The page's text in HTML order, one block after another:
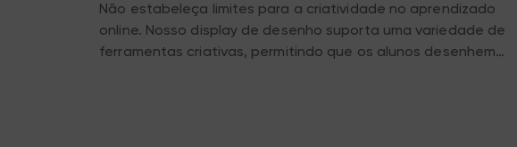
Não estabeleça limites para a criatividade no aprendizado
online. Nosso display de desenho suporta uma variedade de
ferramentas criativas, permitindo que os alunos desenhem